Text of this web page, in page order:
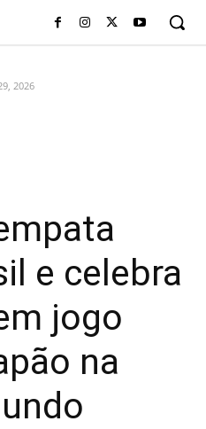
2026
e celebra
jogo
na